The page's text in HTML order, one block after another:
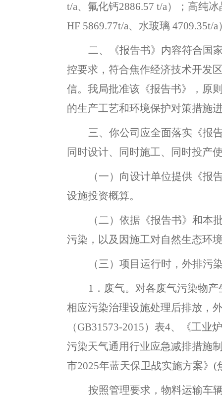
t/a、氟化钙2886.57 t/a） ； 高纯
HF 5869.77t/a、水玻璃 4709.35t/a
二、《报告书》内容符合国
控要求 ， 符合焦作经济技术开发
信。 我局批准该《报告书》，原
的生产工艺和环境保护对策措施
三、你公司应全面落实《报
同时设计、同时施工、同时投产
（一）向设计单位提供《报
设施投资概算。
（二）依据《报告书》和本
污染 ， 以及因施工对自然生态环
（三）项目运行时 ， 外排污
1．废气。 对各废气污染物
相应污染治理设施处理后排放 ，
（GB31573-2015）表4、
《工业
污染天气通用行业应急减排措施
市2025年蓝天保卫战实施方案》 (
按照管理要求 ， 物料运输车